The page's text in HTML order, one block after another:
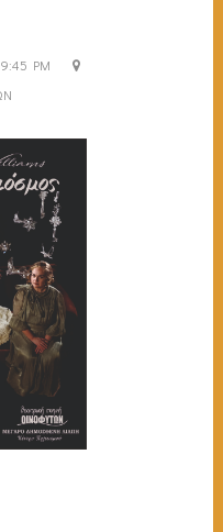
9:45 PM